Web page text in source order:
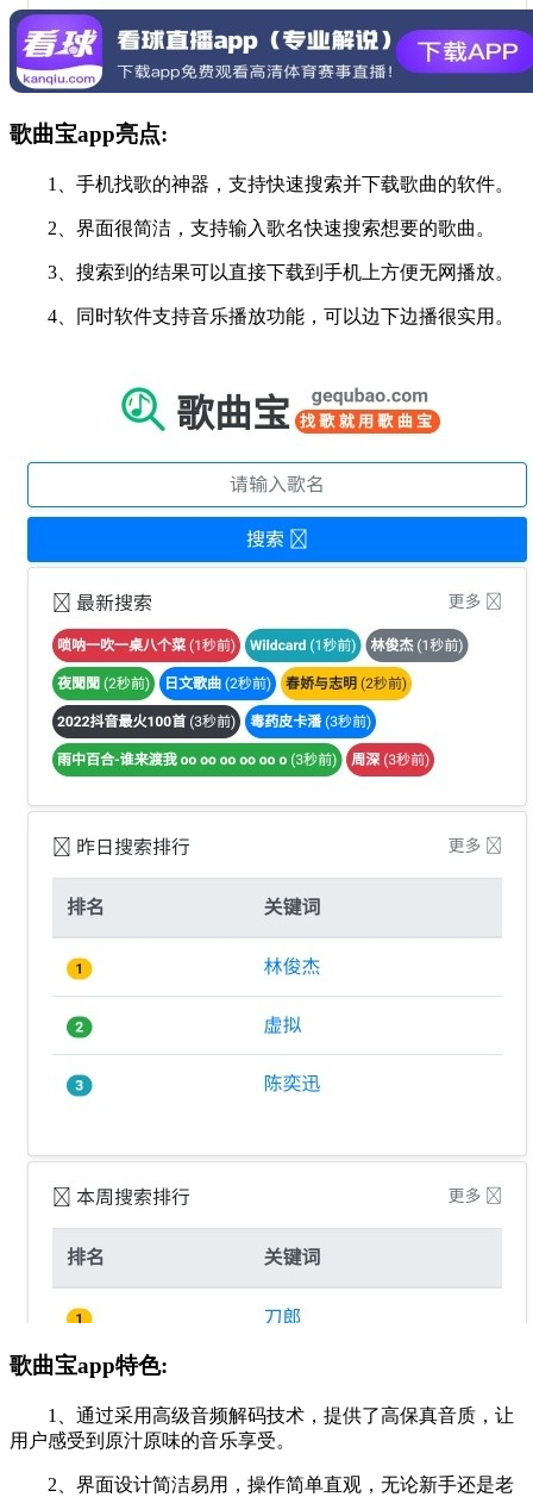
歌曲宝app亮点:
1、手机找歌的神器，支持快速搜索并下载歌曲的软件。
2、界面很简洁，支持输入歌名快速搜索想要的歌曲。
3、搜索到的结果可以直接下载到手机上方便无网播放。
4、同时软件支持音乐播放功能，可以边下边播很实用。
歌曲宝app特色:
1、通过采用高级音频解码技术，提供了高保真音质，让
用户感受到原汁原味的音乐享受。
2、界面设计简洁易用，操作简单直观，无论新手还是老